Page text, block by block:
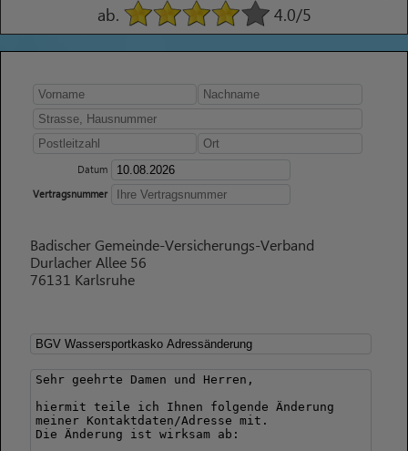
ab.
4.0/5
Datum
Vertragsnummer
Badischer Gemeinde-Versicherungs-Verband
Durlacher Allee 56
76131 Karlsruhe